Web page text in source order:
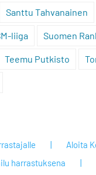
Santtu Tahvanainen
liiga Suomen
Teemu Putkisto
Aloita
harrastuksena